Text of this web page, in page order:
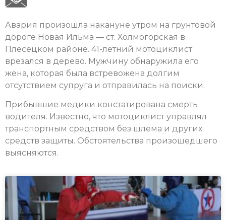
Авария произошла накануне утром на грунтовой
дороге Новая Ильма — ст. Холмогорская в
Плесецком районе. 41-летний мотоциклист
врезался в дерево. Мужчину обнаружила его
жена, которая была встревожена долгим
отсутствием супруга и отправилась на поиски.
Прибывшие медики констатирована смерть
водителя. Известно, что мотоциклист управлял
транспортным средством без шлема и других
средств защиты. Обстоятельства произошедшего
выясняются.